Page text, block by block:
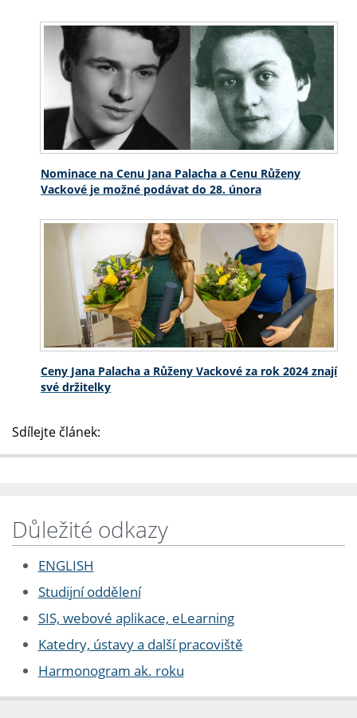
Nominace na Cenu Jana Palacha a Cenu Růženy
Vackové je možné podávat do 28. února
Ceny Jana Palacha a Růženy Vackové za rok 2024 znají
své držitelky
Sdílejte článek:
Důležité odkazy
ENGLISH
Studijní oddělení
SIS, webové aplikace, eLearning
Katedry, ústavy a další pracoviště
Harmonogram ak. roku